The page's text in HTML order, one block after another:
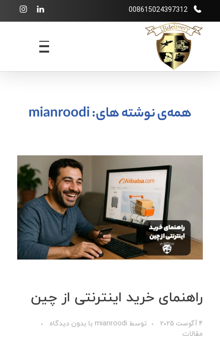
008615024397312
همه‌ی نوشته های: mianroodi
راهنمای خرید اینترنتی از چین
4 آگوست 2025 توسط mianroodi با بدون دیدگاه
مقالات